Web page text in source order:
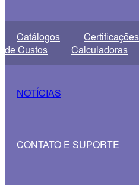
Catálogos Certificações
de Custos
Calculadoras
NOTÍCIAS
CONTATO E SUPORTE